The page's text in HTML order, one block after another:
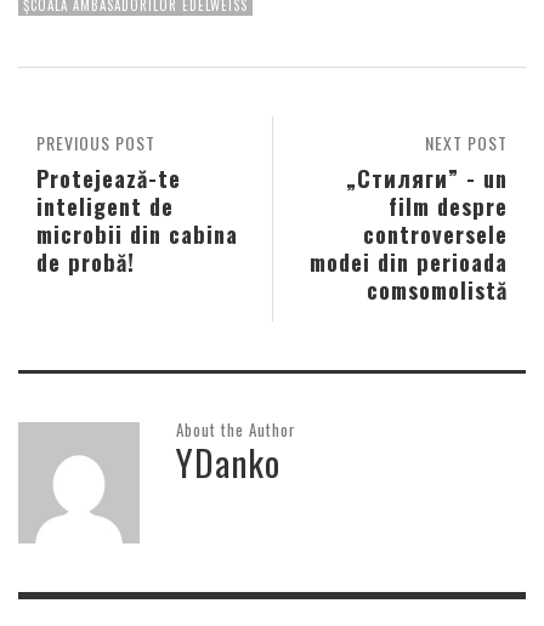
ŞCOALA AMBASADORILOR EDELWEISS
NEXT POST
„Стиляги” - un
film despre
controversele
modei din perioada
comsomolistă
PREVIOUS POST
Protejează-te
inteligent de
microbii din cabina
de probă!
About the Author
YDanko